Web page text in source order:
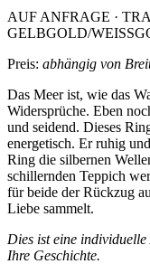
AUF ANFRAGE ·
GELBGOLD/
Preis: abhängig von
Das Meer ist, wie das
Widersprüche. Eben
und seidend. Dieses
energetisch. Er ruhig
Ring die silbernen
schillernden Teppich
für beide der Rückzug
Liebe sammelt.
Dies ist eine
Ihre Geschichte.